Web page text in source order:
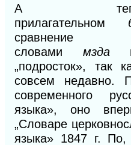
А
прилагательном
словами мзда
„подросток», так
совсем недавно.
современного
языка», оно
„Словаре
языка» 1847 г. По,